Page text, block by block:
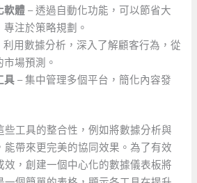
軟體 – 透過自動化功能，可以節省大
注於策略規劃。
利用數據分析，深入了解顧客行為，從
場預測。
具 – 集中管理多個平台，簡化內容發
些工具的整合性，例如將數據分析與
能帶來更完美的協同效果。為了有效
效，創建一個中心化的數據儀表板將